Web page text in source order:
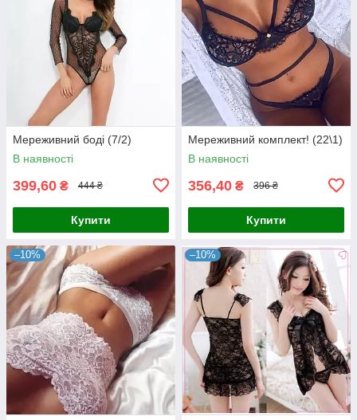
Мереживний боді (7/2)
В наявності
399,60 ₴ 444 ₴
Купити
Мереживний комплект! (22\1)
В наявності
356,40 ₴ 396 ₴
Купити
–10% –10%